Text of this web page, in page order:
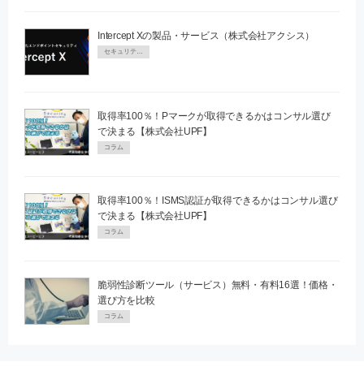
Intercept Xの製品・サービス（株式会社アクシス）
セキュリティPR
取得率100％！Pマークが取得できるかはコンサル選び
で決まる【株式会社UPF】
コラム
取得率100％！ISMS認証が取得できるかはコンサル選び
で決まる【株式会社UPF】
コラム
脆弱性診断ツール（サービス）無料・有料16選！価格・
選び方を比較
コラム